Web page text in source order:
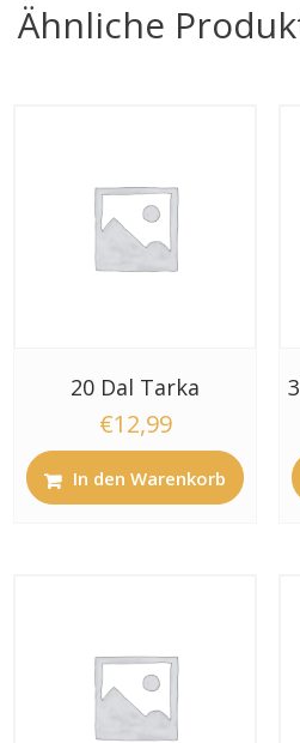
Ähnliche
20 Dal Tarka
€12,99
In den Warenkorb